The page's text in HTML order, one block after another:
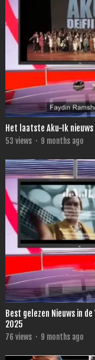
Het laatste Aku-Ik nieuws
53 views · 9 months ago
Best gelezen Nieuws in
2025
76 views · 9 months ago